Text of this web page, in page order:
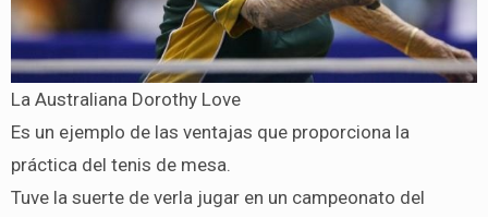
La Australiana Dorothy Love
Es un ejemplo de las ventajas que proporciona la
práctica del tenis de mesa.
Tuve la suerte de verla jugar en un campeonato del